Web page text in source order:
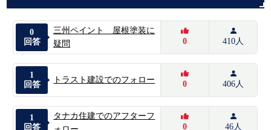
0
回答
三州ペイント 屋根塗装に
疑問
0 410人
1
回答
トラスト建設でのフォロー 0 406人
1
回答
タナカ住建でのアフターフ
0 46人